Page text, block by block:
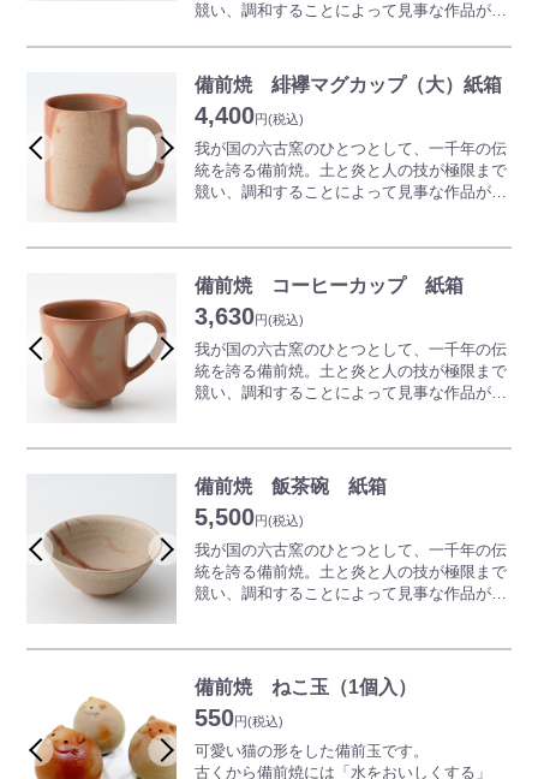
形が写真と異なります。詳しくはお問い合わ
せください。
競い、調和することによって見事な作品が生
釉薬（うわぐすり）を一切用いず表現され
る、素朴でありながら奥深い世界は備前焼な
らではの魅力となっています。
備前焼の器は温度が下がりにくい効果がある
といわれています。
温かいコーヒーの温度が下がりにくくなるだ
けではなく、夏場に冷たいアイスコーヒーを
入れた場合にはぬるくなりにくいので、季節
す。
してもおススメです。
形が写真と異なります。
備前焼 緋襷マグカップ（大）紙箱
4,400円(税込)
我が国の六古窯のひとつとして、一千年の伝
統を誇る備前焼。土と炎と人の技が極限まで
競い、調和することによって見事な作品が生
います。
備前焼の器は温度が下がりにくい効果がある
といわれています。温かいコーヒーの温度が
下がりにくくなるだけではなく、夏場に冷た
いアイスコーヒーを入れた場合にはぬるくな
りにくいので、季節を問わずおいしいコーヒ
してもおススメです。
※商品は一つひとつ手作りのため、色合いや
形が写真と異なります。詳しくはお問い合わ
せください。
備前焼 コーヒーカップ 紙箱
3,630円(税込)
我が国の六古窯のひとつとして、一千年の伝
統を誇る備前焼。土と炎と人の技が極限まで
競い、調和することによって見事な作品が生
います。
備前焼にコーヒーを入れると苦味がなくなり
甘みが増すといわれており、味がまろやかに
感じられます。
また保湿効果も高くなり温度が下がりにくい
のも特徴です。
※商品は一つひとつ手作りのため、色合いや
形が写真と異なります。詳しくはお問い合わ
せください。
備前焼 飯茶碗 紙箱
5,500円(税込)
我が国の六古窯のひとつとして、一千年の伝
統を誇る備前焼。土と炎と人の技が極限まで
競い、調和することによって見事な作品が生
います。
※商品は一つひとつ手作りのため、色合いや
形が写真と異なります。詳しくはお問い合わ
せください。
備前焼 ねこ玉（1個入）
550円(税込)
可愛い猫の形をした備前玉です。
古くから備前焼には「水をおいしくする」